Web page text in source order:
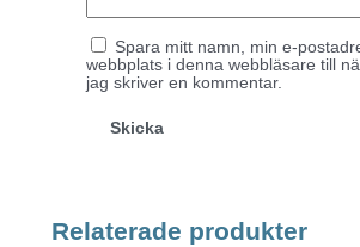
Spara mitt namn, min e-
webbplats i denna webbläsare till
jag skriver en kommentar.
Relaterade produkter